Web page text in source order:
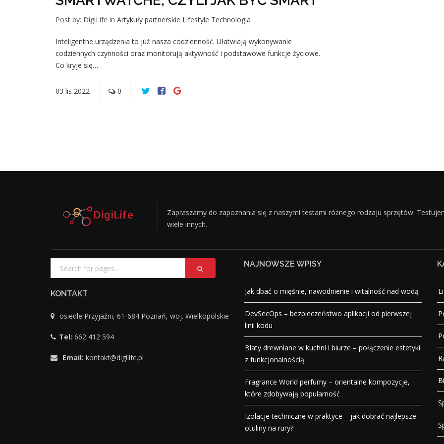
Post by: DigiLife in Artykuły partnerskie Lifestyle Technologia
Inteligentne urządzenia to już nasza codzienność. Ułatwiają wykonywanie
codziennych czynności oraz monitorują aktywność i podstawowe funkcje życiowe.
Co kryje się…
03 lis 2022 0
Zapraszamy do zapoznania się z naszymi testami różnego rodzaju sprzętów.
wiele innych.
KONTAKT
osiedle Przyjaźni, 61-684 Poznań, woj. Wielkopolskie
Tel: 662 412 594
Email: kontakt@digilife.pl
NAJNOWSZE WPISY
Jak dbać o mięśnie, nawodnienie i witalność nad wodą
DevSecOps – bezpieczeństwo aplikacji od pierwszej
linii kodu
Blaty drewniane w kuchni i biurze – połączenie estetyki
z funkcjonalnością
Fragrance World perfumy – orientalne kompozycje,
które zdobywają popularność
Izolacje techniczne w praktyce – jak dobrać najlepsze
otuliny na rury?